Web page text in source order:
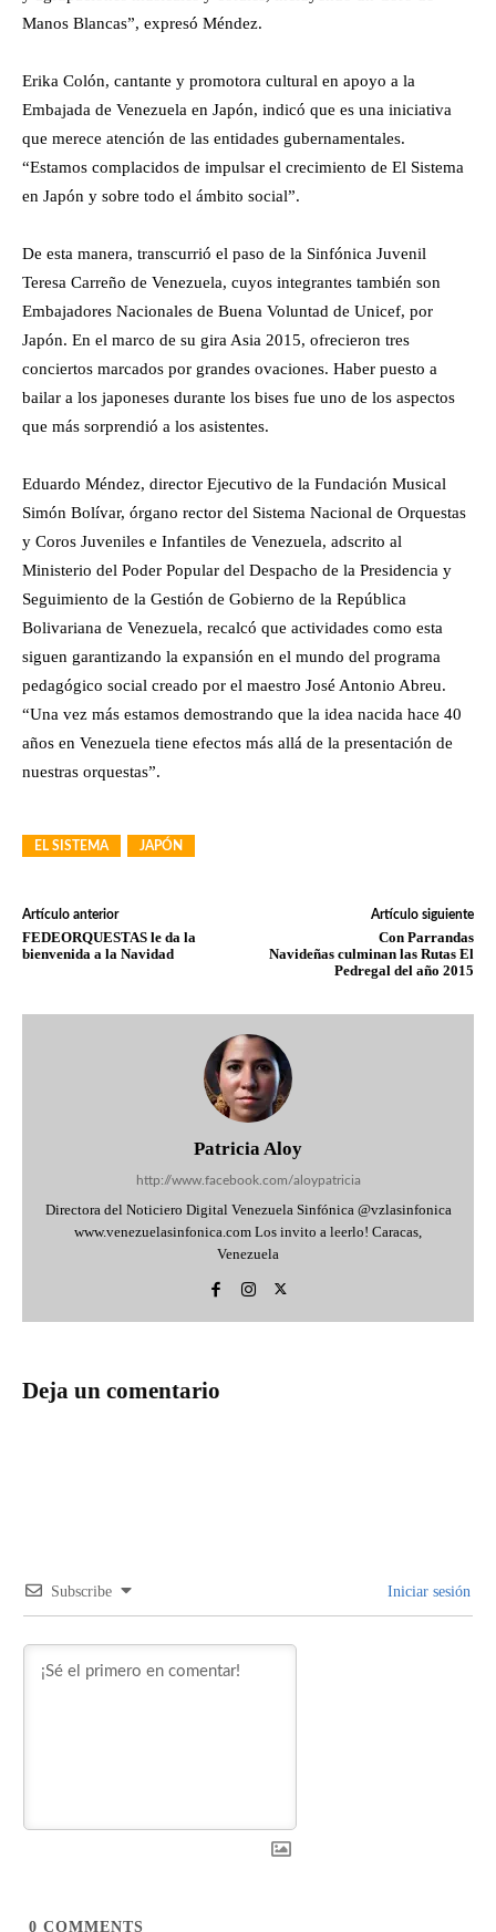
Manos Blancas”, expresó Méndez.
Erika Colón, cantante y promotora cultural en apoyo a la
Embajada de Venezuela en Japón, indicó que es una iniciativa
que merece atención de las entidades gubernamentales.
“Estamos complacidos de impulsar el crecimiento de El Sistema
en Japón y sobre todo el ámbito social”.
De esta manera, transcurrió el paso de la Sinfónica Juvenil
Teresa Carreño de Venezuela, cuyos integrantes también son
Embajadores Nacionales de Buena Voluntad de Unicef, por
Japón. En el marco de su gira Asia 2015, ofrecieron tres
conciertos marcados por grandes ovaciones. Haber puesto a
bailar a los japoneses durante los bises fue uno de los aspectos
que más sorprendió a los asistentes.
Eduardo Méndez, director Ejecutivo de la Fundación Musical
Simón Bolívar, órgano rector del Sistema Nacional de Orquestas
y Coros Juveniles e Infantiles de Venezuela, adscrito al
Ministerio del Poder Popular del Despacho de la Presidencia y
Seguimiento de la Gestión de Gobierno de la República
Bolivariana de Venezuela, recalcó que actividades como esta
siguen garantizando la expansión en el mundo del programa
pedagógico social creado por el maestro José Antonio Abreu.
“Una vez más estamos demostrando que la idea nacida hace 40
años en Venezuela tiene efectos más allá de la presentación de
nuestras orquestas”.
EL SISTEMA JAPÓN
Artículo anterior
FEDEORQUESTAS le da la
bienvenida a la Navidad
Artículo siguiente
Con Parrandas
Navideñas culminan las Rutas El
Pedregal del año 2015
Patricia Aloy
http://www.facebook.com/aloypatricia
Directora del Noticiero Digital Venezuela Sinfónica @vzlasinfonica
www.venezuelasinfonica.com Los invito a leerlo! Caracas,
Venezuela
Deja un comentario
Subscribe Iniciar sesión
0 COMMENTS